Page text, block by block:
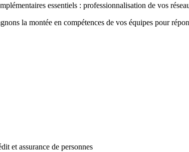
essentiels : professionnalisation de vos
la montée en compétences de vos équipes pour
et assurance de personnes